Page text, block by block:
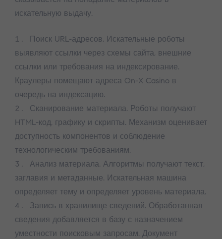
искательную выдачу.
Поиск URL-адресов. Искательные роботы
выявляют ссылки через схемы сайта, внешние
ссылки или требования на индексирование.
Краулеры помещают адреса On-X Casino в
очередь на индексацию.
Сканирование материала. Роботы получают
HTML-код, графику и скрипты. Механизм оценивает
доступность компонентов и соблюдение
технологическим требованиям.
Анализ материала. Алгоритмы получают текст,
заглавия и метаданные. Искательная машина
определяет тему и определяет уровень материала.
Запись в хранилище сведений. Обработанная
сведения добавляется в базу с назначением
уместности поисковым запросам. Документ